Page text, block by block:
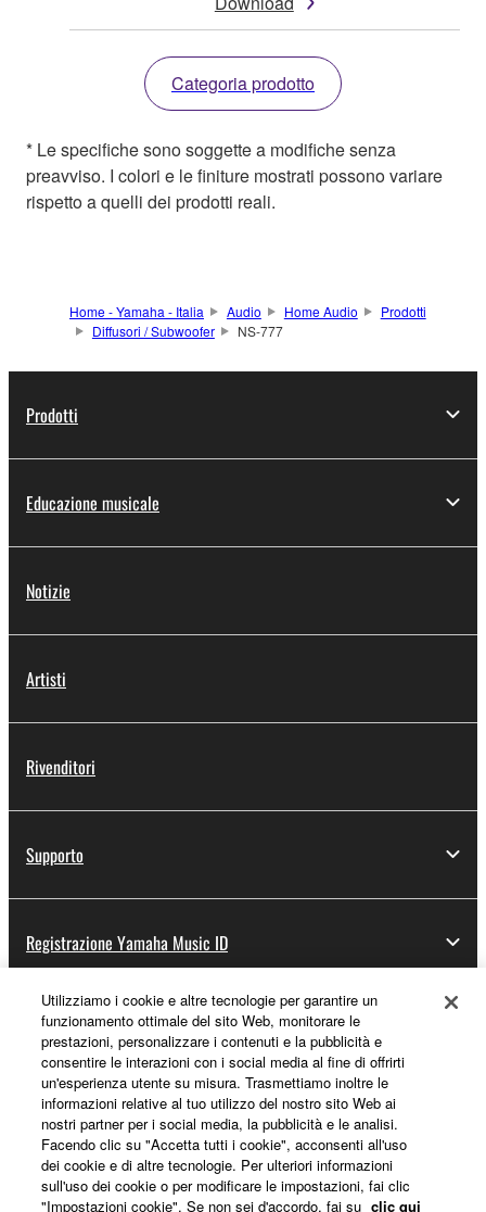
Categoria prodotto
* Le specifiche sono soggette a modifiche senza
preavviso. I colori e le finiture mostrati possono variare
rispetto a quelli dei prodotti reali.
Home - Yamaha - Italia Audio Home Audio
Prodotti
Diffusori / Subwoofer
NS-777
Prodotti
Educazione musicale
Notizie
Artisti
Rivenditori
Supporto
Registrazione Yamaha Music ID
Informazioni su Yamaha
Italia - Italian
Affari
Utilizziamo i cookie e altre tecnologie per garantire un
funzionamento ottimale del sito Web, monitorare le
prestazioni, personalizzare i contenuti e la pubblicità e
consentire le interazioni con i social media al fine di offrirti
un'esperienza utente su misura. Trasmettiamo inoltre le
informazioni relative al tuo utilizzo del nostro sito Web ai
nostri partner per i social media, la pubblicità e le analisi.
Facendo clic su "Accetta tutti i cookie", acconsenti all'uso
dei cookie e di altre tecnologie. Per ulteriori informazioni
sull'uso dei cookie o per modificare le impostazioni, fai clic
"Impostazioni cookie". Se non sei d'accordo, fai su clic qui